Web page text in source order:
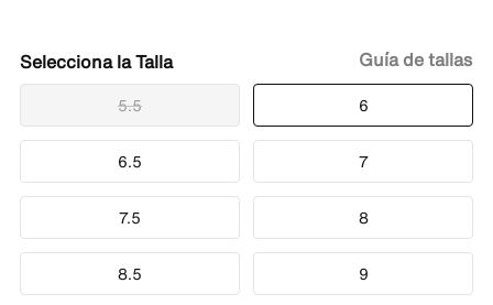
Talla
5.5 6
6.5 7
7.5 8
8.5 9
Guía de tallas